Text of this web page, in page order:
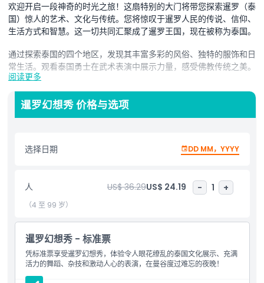
欢迎开启一段神奇的时光之旅！这扇特别的大门将带您探索暹罗（泰
国）惊人的艺术、文化与传统。您将惊叹于暹罗人民的传说、信仰、
生活方式和智慧。这一切共同汇聚成了暹罗王国，现在被称为泰国。
通过探索泰国的四个地区，发现其丰富多彩的风俗、独特的服饰和日
常生活。观看泰国勇士在武术表演中展示力量，感受佛教传统之美。
您还将了解古代暹罗王国的宏伟历史，并受到泰国美丽艺术和建筑的
启发。
包含项
儿童成人政策
排除项
阅读更多
暹罗幻想秀 价格与选项
选择日期 DD MM，YYYY
人 US$ 36.29US$ 24.19 - 1 +
（4 至 99 岁）
暹罗幻想秀 - 标准票
凭标准票享受暹罗幻想秀，体验令人眼花缭乱的泰国文化展示、充满
活力的舞蹈、杂技和激动人心的表演，在曼谷度过难忘的夜晚！